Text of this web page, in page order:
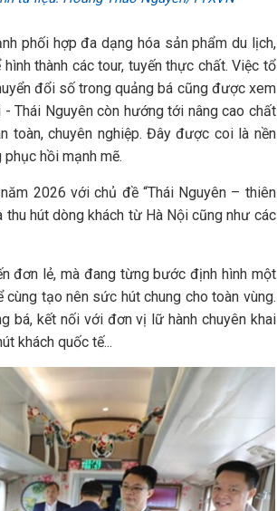
phối hợp đa dạng hóa sản phẩm du lịch,
thành các tour, tuyến thực chất. Việc tổ
đổi số trong quảng bá cũng được xem
Thái Nguyên còn hướng tới nâng cao chất
toàn, chuyên nghiệp. Đây được coi là nền
hồi mạnh mẽ.
2026 với chủ đề “Thái Nguyên – thiên
hút dòng khách từ Hà Nội cũng như các
đơn lẻ, mà đang từng bước định hình một
tạo nên sức hút chung cho toàn vùng.
bá, kết nối với đơn vị lữ hành chuyên khai
khách quốc tế...